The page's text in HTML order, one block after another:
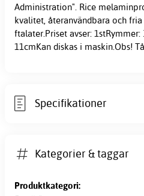
Administration". Rice
kvalitet, återanvändbara och
ftalater.Priset avser:
11cmKan diskas i maskin.Obs!
Specifikationer
Kategorier & taggar
Produktkategori: